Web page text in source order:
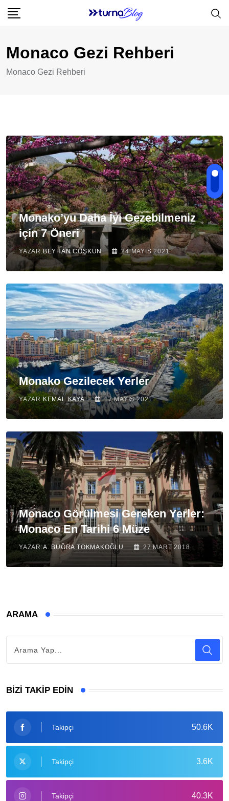
Skip
Monaco Gezi Rehberi
Monaco Gezi Rehberi
Monako’yu Daha İyi Gezebilmeniz
için 7 Öneri
YAZAR: BEYHAN COŞKUN 24 MAYIS 2021
Monako Gezilecek Yerler
YAZAR:KEMAL KAYA 17 MAYIS 2021
Monaco Görülmesi Gereken Yerler:
Monaco En Tarihi 6 Müze
YAZAR:A. BUĞRA TOKMAKOĞLU 27 MART 2018
ARAMA
BIZI TAKIP EDIN
50.6K
Takipçi
3.6K
Takipçi
40.3K
Takipçi